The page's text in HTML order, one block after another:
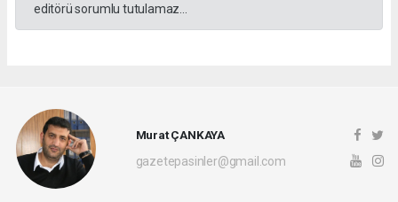
editörü sorumlu tutulamaz...
Murat ÇANKAYA
gazetepasinler@gmail.com